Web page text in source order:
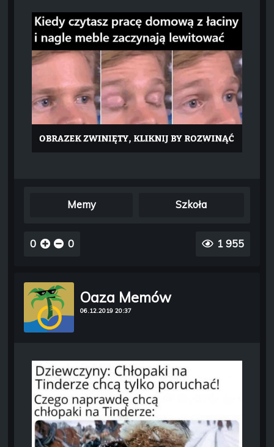
Memy Szkoła
0 0 1 955
Oaza Memów
06.12.2019 20:37